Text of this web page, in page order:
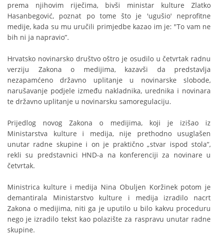
prema njihovim riječima, bivši ministar kulture Zlatko
Hasanbegović, poznat po tome što je 'ugušio' neprofitne
medije, kada su mu uručili primjedbe kazao im je: "To vam ne
bih ni ja napravio”.
Hrvatsko novinarsko društvo oštro je osudilo u četvrtak radnu
verziju Zakona o medijima, kazavši da predstavlja
nezapamćeno državno uplitanje u novinarske slobode,
narušavanje podjele između nakladnika, urednika i novinara
te državno uplitanje u novinarsku samoregulaciju.
Prijedlog novog Zakona o medijima, koji je izišao iz
Ministarstva kulture i medija, nije prethodno usuglašen
unutar radne skupine i on je praktično „stvar ispod stola“,
rekli su predstavnici HND-a na konferenciji za novinare u
četvrtak.
Ministrica kulture i medija Nina Obuljen Koržinek potom je
demantirala Ministarstvo kulture i medija izradilo nacrt
Zakona o medijima, niti ga je uputilo u bilo kakvu proceduru
nego je izradilo tekst kao polazište za raspravu unutar radne
skupine.